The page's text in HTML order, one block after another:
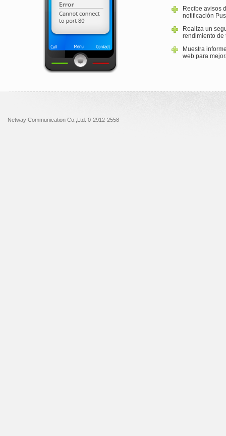
Recibe avisos
notificación
Realiza un
rendimiento de
Muestra
web para
Netway Communication Co.,Ltd. 0-2912-2558